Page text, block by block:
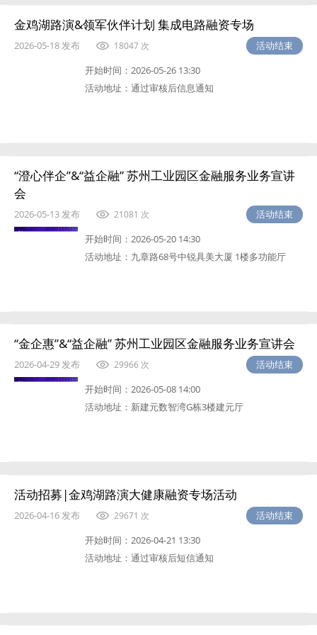
金鸡湖路演&领军伙伴计划 集成电路融资专场
2026-05-18 发布 18047 次
活动结束
开始时间： 2026-05-26 13:30
活动地址： 通过审核后信息通知
“澄心伴企”&“益企融” 苏州工业园区金融服务业务宣讲
会
2026-05-13 发布 21081 次
活动结束
开始时间： 2026-05-20 14:30
活动地址： 九章路68号中锐具美大厦 1楼多功能厅
“金企惠”&“益企融” 苏州工业园区金融服务业务宣讲会
2026-04-29 发布 29966 次
活动结束
开始时间： 2026-05-08 14:00
活动地址： 新建元数智湾G栋3楼建元厅
活动招募|金鸡湖路演大健康融资专场活动
2026-04-16 发布 29671 次
活动结束
开始时间： 2026-04-21 13:30
活动地址： 通过审核后短信通知